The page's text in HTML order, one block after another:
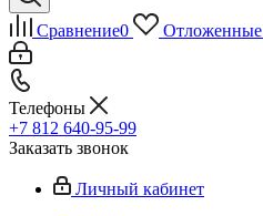
Сравнение0 Отложенные
Телефоны
+7 812 640-95-99
Заказать звонок
Личный кабинет